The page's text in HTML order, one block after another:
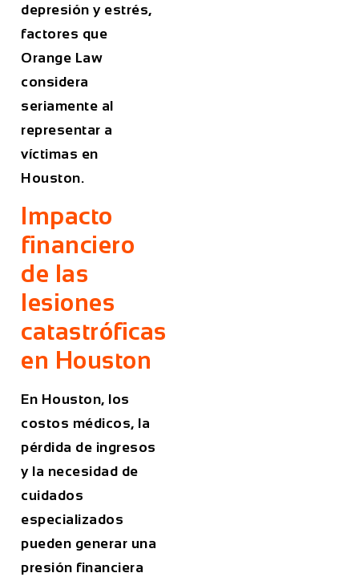
depresión y estrés,
factores que
Orange Law
considera
seriamente al
representar a
víctimas en
Houston.
Impacto
financiero
de las
lesiones
catastróficas
en Houston
En Houston, los
costos médicos, la
pérdida de ingresos
y la necesidad de
cuidados
especializados
pueden generar una
presión financiera